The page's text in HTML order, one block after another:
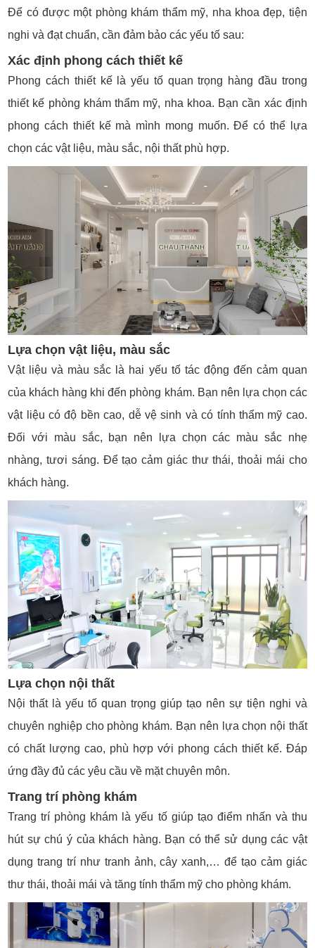
Để có được một phòng khám thẩm mỹ, nha khoa đẹp, tiện
nghi và đạt chuẩn, cần đảm bảo các yếu tố sau:
Xác định phong cách thiết kế
Phong cách thiết kế là yếu tố quan trọng hàng đầu trong
thiết kế phòng khám thẩm mỹ, nha khoa. Bạn cần xác định
phong cách thiết kế mà mình mong muốn. Để có thể lựa
chọn các vật liệu, màu sắc, nội thất phù hợp.
Lựa chọn vật liệu, màu sắc
Vật liệu và màu sắc là hai yếu tố tác động đến cảm quan
của khách hàng khi đến phòng khám. Bạn nên lựa chọn các
vật liệu có độ bền cao, dễ vệ sinh và có tính thẩm mỹ cao.
Đối với màu sắc, bạn nên lựa chọn các màu sắc nhẹ
nhàng, tươi sáng. Để tạo cảm giác thư thái, thoải mái cho
khách hàng.
Lựa chọn nội thất
Nội thất là yếu tố quan trọng giúp tạo nên sự tiện nghi và
chuyên nghiệp cho phòng khám. Bạn nên lựa chọn nội thất
có chất lượng cao, phù hợp với phong cách thiết kế. Đáp
ứng đầy đủ các yêu cầu về mặt chuyên môn.
Trang trí phòng khám
Trang trí phòng khám là yếu tố giúp tạo điểm nhấn và thu
hút sự chú ý của khách hàng. Bạn có thể sử dụng các vật
dụng trang trí như tranh ảnh, cây xanh,… để tạo cảm giác
thư thái, thoải mái và tăng tính thẩm mỹ cho phòng khám.